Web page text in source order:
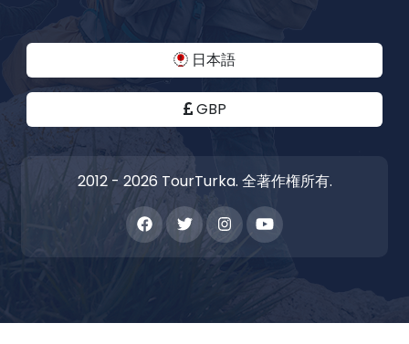
日本語
GBP
2012 - 2026 TourTurka. 全著作権所有.